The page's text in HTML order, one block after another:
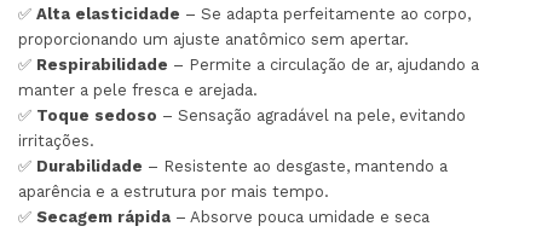
✅ Alta elasticidade – Se adapta perfeitamente ao corpo,
proporcionando um ajuste anatômico sem apertar.
✅ Respirabilidade – Permite a circulação de ar, ajudando a
manter a pele fresca e arejada.
✅ Toque sedoso – Sensação agradável na pele, evitando
irritações.
✅ Durabilidade – Resistente ao desgaste, mantendo a
aparência e a estrutura por mais tempo.
✅ Secagem rápida – Absorve pouca umidade e seca